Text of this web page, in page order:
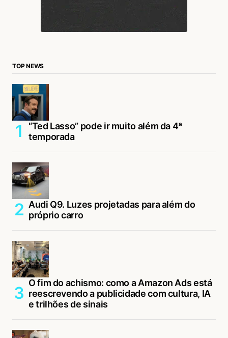
TOP NEWS
“Ted Lasso” pode ir muito além da 4ª
temporada
Audi Q9. Luzes projetadas para além do
próprio carro
O fim do achismo: como a Amazon Ads está
reescrevendo a publicidade com cultura, IA
e trilhões de sinais